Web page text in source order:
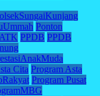
Ponton
PPDB PPDB
Cita Program Asta
Program Pusat